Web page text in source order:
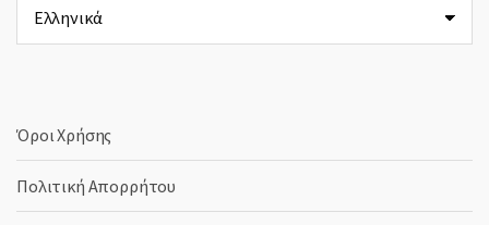
μια
γλώσσα
Όροι Χρήσης
Πολιτική Απορρήτου